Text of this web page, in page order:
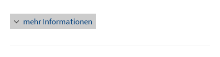
mehr Informationen